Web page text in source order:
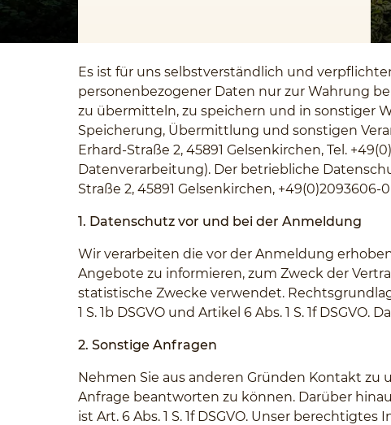
Es ist für uns selbstverständlich und
personenbezogener Daten nur zur Wahrung
zu übermitteln, zu speichern und in sonstiger
Speicherung, Übermittlung und sonstigen
Erhard-Straße 2, 45891 Gelsenkirchen, Tel.
Datenverarbeitung). Der betriebliche
Straße 2, 45891 Gelsenkirchen, +49(0)2093606-
1. Datenschutz vor und bei der Anmeldung
Wir verarbeiten die vor der Anmeldung
Angebote zu informieren, zum Zweck der
statistische Zwecke verwendet.
1 S. 1b DSGVO und Artikel 6 Abs. 1 S. 1f
2. Sonstige Anfragen
Nehmen Sie aus anderen Gründen Kontakt zu
Anfrage beantworten zu können. Darüber
ist Art. 6 Abs. 1 S. 1f DSGVO. Unser